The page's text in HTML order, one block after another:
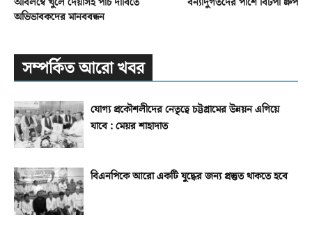
অভিভাবকদের মানববন্ধন
সম্পর্কিত আরো খবর
যোগ্য প্রকৌশলীদের নেতৃত্বে চট্টগ্রামের উন্নয়ন এগিয়ে
যাবে : মেয়র শাহাদাত
বিএনপিকে আরো একটি যুদ্ধের জন্য প্রস্তুত থাকতে হবে